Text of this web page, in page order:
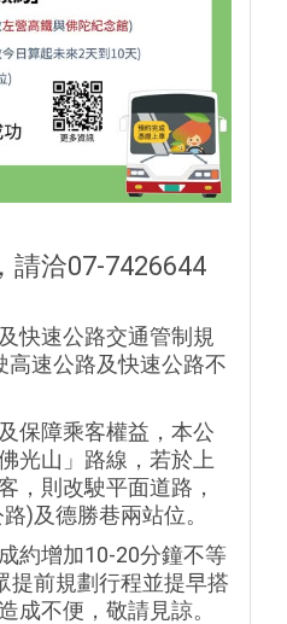
請洽07-7426644
快速公路交通管制規
高速公路及快速公路不
保障乘客權益，本公
光山」路線，若於上
，則改駛平面道路，
)及德勝巷兩站位。
約增加10-20分鐘不等
提前規劃行程並提早搭
成不便，敬請見諒。